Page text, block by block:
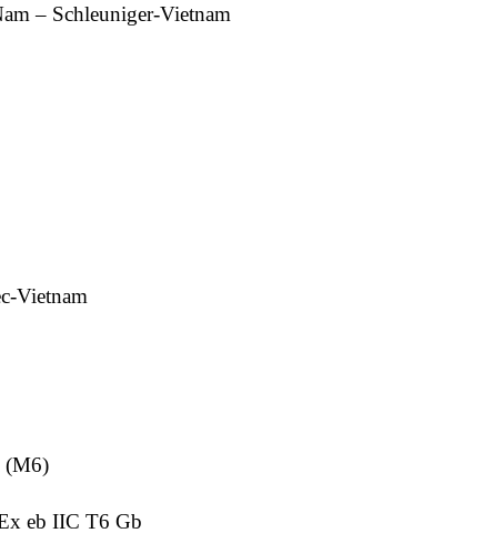
– Schleuniger-Vietnam
Vietnam
(M6)
eb IIC T6 Gb